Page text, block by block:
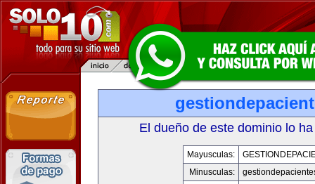
El dueño de este dominio lo
Mayusculas:
Minusculas: